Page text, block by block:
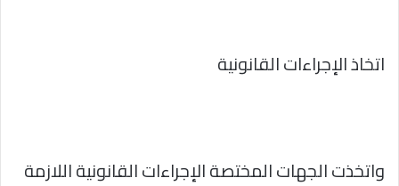
اتخاذ الإجراءات القانونية
واتخذت الجهات المختصة الإجراءات القانونية اللازمة